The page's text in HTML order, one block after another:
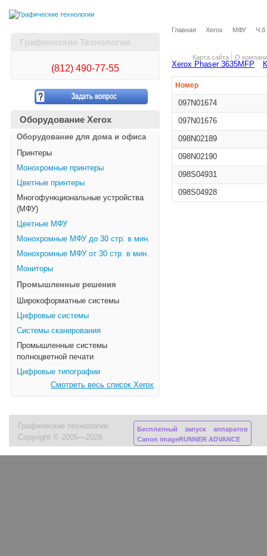
Карта сайта О
Графические Технологии
(812) 490-77-55
Оборудование Xerox
Оборудование для дома и офиса
Принтеры
Монохромные принтеры
Цветные принтеры
Многофункциональные устройства
(МФУ)
Цветные МФУ
Монохромные МФУ до 30 стр. в мин.
Монохромные МФУ от 30 стр. в мин.
Мониторы
Промышленные решения
Широкоформатные системы
Цифровые системы
Системы сканирования
Промышленные системы
полноцветной печати
Цифровые типографии
Смотреть весь список Xerox
Главная Xerox МФУ Ч.б
Xerox Phaser 3635MFP
Номер
097N01674
097N01676
098N02189
098N02190
098S04931
098S04928
Графические технологии
Copyright © 2005—2026
Бесплатный запуск аппаратов
Canon imageRUNNER ADVANCE